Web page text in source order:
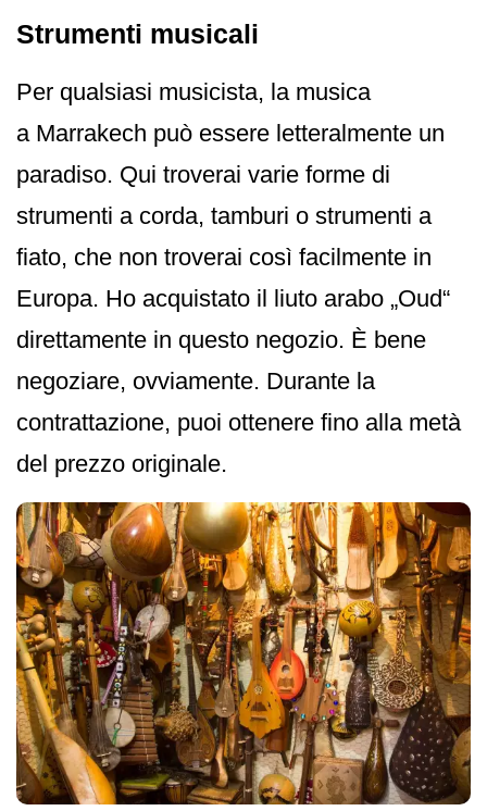
Strumenti musicali
Per qualsiasi musicista, la musica
a Marrakech può essere letteralmente un
paradiso. Qui troverai varie forme di
strumenti a corda, tamburi o strumenti a
fiato, che non troverai così facilmente in
Europa. Ho acquistato il liuto arabo „Oud“
direttamente in questo negozio. È bene
negoziare, ovviamente. Durante la
contrattazione, puoi ottenere fino alla metà
del prezzo originale.